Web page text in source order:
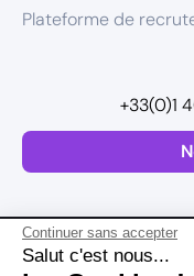
Continuer sans accepter
Salut c'est nous...
Plateforme de
+33(0)1